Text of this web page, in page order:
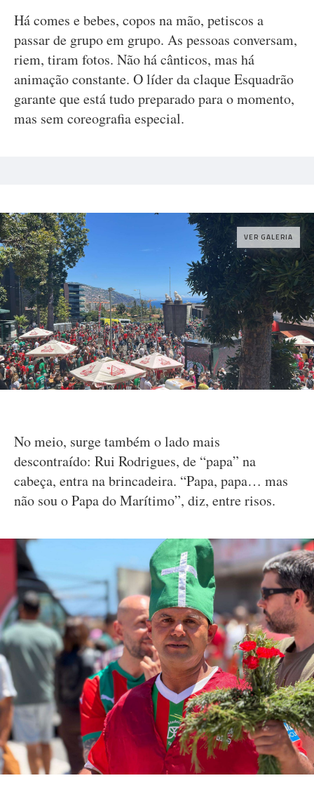
Há comes e bebes, copos na mão, petiscos a
passar de grupo em grupo. As pessoas conversam,
riem, tiram fotos. Não há cânticos, mas há
animação constante. O líder da claque Esquadrão
garante que está tudo preparado para o momento,
mas sem coreografia especial.
VER GALERIA
No meio, surge também o lado mais
descontraído: Rui Rodrigues, de “papa” na
cabeça, entra na brincadeira. “Papa, papa… mas
não sou o Papa do Marítimo”, diz, entre risos.